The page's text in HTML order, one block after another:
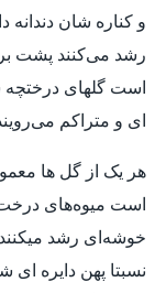
و کناره شان
رشد می‌کنند پشت
است گلهای
ای و متراکم
است میوه‌های
خوشه‌ای رشد
نسبتا پهن دایره